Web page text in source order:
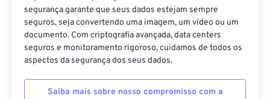
segurança garante que seus dados estejam sempre
seguros, seja convertendo uma imagem, um vídeo ou um
documento. Com criptografia avançada, data centers
seguros e monitoramento rigoroso, cuidamos de todos os
aspectos da segurança dos seus dados.
Saiba mais sobre nosso compromisso com a